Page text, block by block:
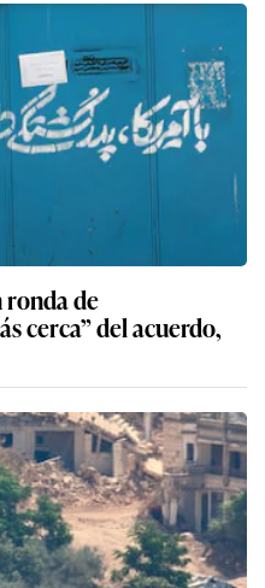
ronda de
cerca” del acuerdo,